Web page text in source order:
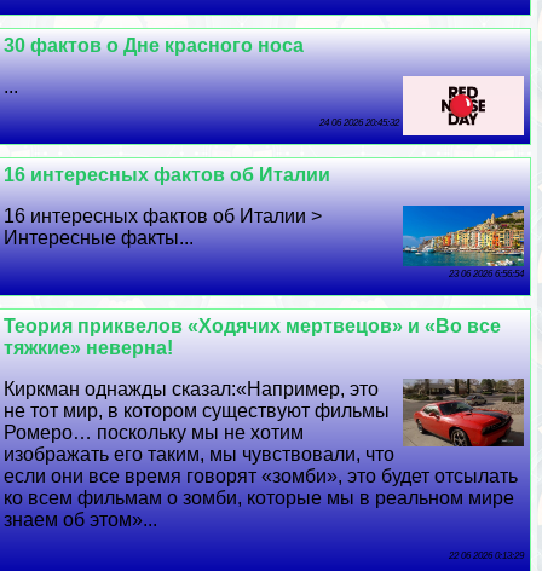
30 фактов о Дне красного носа
...
24 06 2026 20:45:32
16 интересных фактов об Италии
16 интересных фактов об Италии >
Интересные факты...
23 06 2026 6:56:54
Теория приквелов «Ходячих мертвецов» и «Во все
тяжкие» неверна!
Киркман однажды сказал:«Например, это
не тот мир, в котором существуют фильмы
Ромеро… поскольку мы не хотим
изображать его таким, мы чувствовали, что
если они все время говорят «зомби», это будет отсылать
ко всем фильмам о зомби, которые мы в реальном мире
знаем об этом»...
22 06 2026 0:13:29